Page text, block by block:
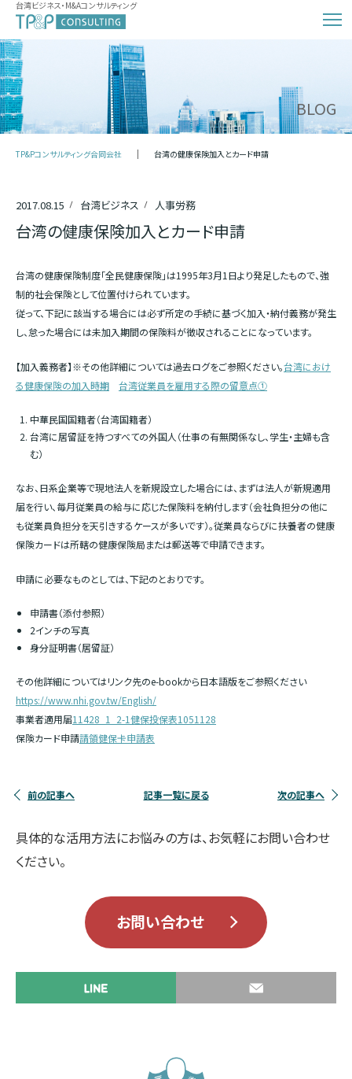
台湾ビジネス・M&Aコンサルティング
BLOG
TP&Pコンサルティング合同会社 台湾の健康保険加入とカード申請
2017.08.15 台湾ビジネス 人事労務
台湾の健康保険加入とカード申請
台湾の健康保険制度「全民健康保険」は1995年3月1日より発足したもので、強
制的社会保険として位置付けられています。
従って、下記に該当する場合には必ず所定の手続に基づく加入・納付義務が発生
し、怠った場合には未加入期間の保険料が徴収されることになっています。
【加入義務者】※その他詳細については過去ログをご参照ください。台湾におけ
る健康保険の加入時期
台湾従業員を雇用する際の留意点①
中華民国国籍者（台湾国籍者）
台湾に居留証を持つすべての外国人（仕事の有無関係なし、学生・主婦も含
む）
なお、日系企業等で現地法人を新規設立した場合には、まずは法人が新規適用
届を行い、毎月従業員の給与に応じた保険料を納付します（会社負担分の他に
も従業員負担分を天引きするケースが多いです）。従業員ならびに扶養者の健康
保険カードは所轄の健康保険局または郵送等で申請できます。
申請に必要なものとしては、下記のとおりです。
申請書（添付参照）
2インチの写真
身分証明書（居留証）
その他詳細についてはリンク先のe-bookから日本語版をご参照ください
https://www.nhi.gov.tw/English/
事業者適用届11428_1_2-1健保投保表1051128
保険カード申請請領健保卡申請表
前の記事へ 記事一覧に戻る 次の記事へ
具体的な活用方法にお悩みの方は、お気軽にお問い合わせ
ください。
お問い合わせ